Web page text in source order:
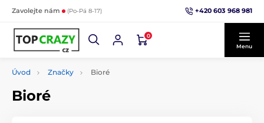
Zavolejte nám (Po-Pá 8-17) +420 603 968 981
0
Menu
Úvod Značky Bioré
Bioré